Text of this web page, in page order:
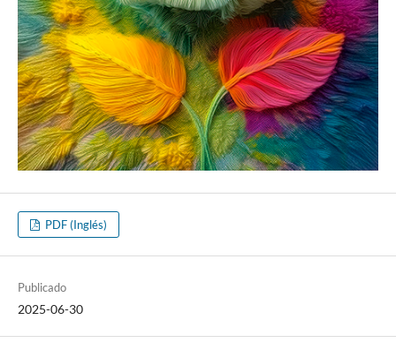
PDF (Inglés)
Publicado
2025-06-30